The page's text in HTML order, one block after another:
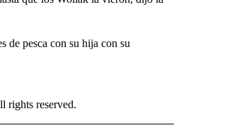
de pesca con su hija con su
rights reserved.